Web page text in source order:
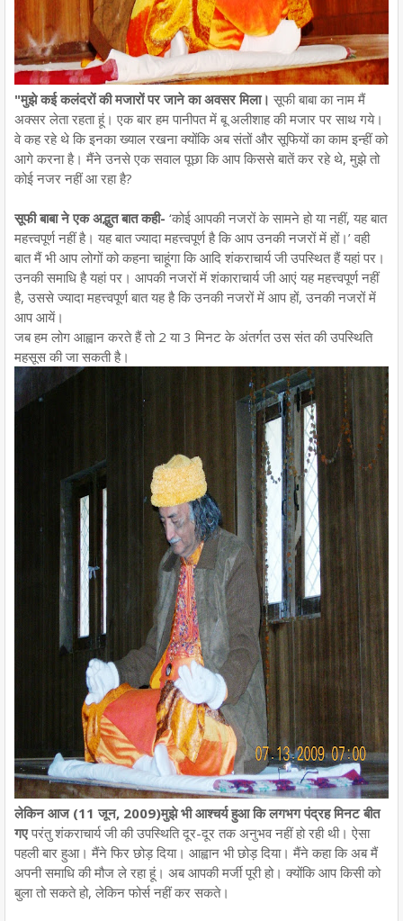
"मुझे कई कलंदरों की मजारों पर जाने का अवसर मिला। सूफी बाबा का नाम मैं
अक्सर लेता रहता हूं। एक बार हम पानीपत में बू अलीशाह की मजार पर साथ गये।
वे कह रहे थे कि इनका ख्याल रखना क्योंकि अब संतों और सूफियों का काम इन्हीं को
आगे करना है। मैंने उनसे एक सवाल पूछा कि आप किससे बातें कर रहे थे, मुझे तो
कोई नजर नहीं आ रहा है?
सूफी बाबा ने एक अद्भुत बात कही- ‘कोई आपकी नजरों के सामने हो या नहीं, यह बात
महत्त्वपूर्ण नहीं है। यह बात ज्यादा महत्त्वपूर्ण है कि आप उनकी नजरों में हों।’ वही
बात मैं भी आप लोगों को कहना चाहूंगा कि आदि शंकराचार्य जी उपस्थित हैं यहां पर।
उनकी समाधि है यहां पर। आपकी नजरों में शंकाराचार्य जी आएं यह महत्त्वपूर्ण नहीं
है, उससे ज्यादा महत्त्वपूर्ण बात यह है कि उनकी नजरों में आप हों, उनकी नजरों में
आप आयें।
जब हम लोग आह्वान करते हैं तो 2 या 3 मिनट के अंतर्गत उस संत की उपस्थिति
महसूस की जा सकती है।
लेकिन आज (11 जून, 2009)मुझे भी आश्चर्य हुआ कि लगभग पंद्रह मिनट बीत
गएपरंतु शंकराचार्य जी की उपस्थिति दूर-दूर तक अनुभव नहीं हो रही थी। ऐसा
पहली बार हुआ। मैंने फिर छोड़ दिया। आह्वान भी छोड़ दिया। मैंने कहा कि अब मैं
अपनी समाधि की मौज ले रहा हूं। अब आपकी मर्जी पूरी हो। क्योंकि आप किसी को
बुला तो सकते हो, लेकिन फोर्स नहीं कर सकते।